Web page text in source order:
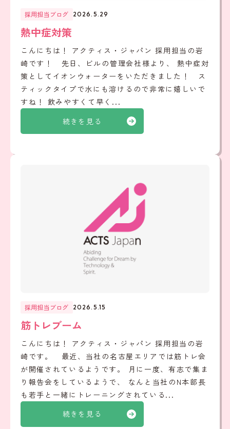
続きを見る
採用担当ブログ 2026.5.29
熱中症対策
こんにちは！ アクティス・ジャパン 採用担当の岩
崎です！ 先日、ビルの管理会社様より、 熱中症対
策としてイオンウォーターをいただきました！ ス
ティックタイプで水にも溶けるので非常に嬉しいで
すね！ 飲みやすくて早く...
続きを見る
採用担当ブログ 2026.5.15
筋トレブーム
こんにちは！ アクティス・ジャパン 採用担当の岩
崎です。 最近、当社の名古屋エリアでは筋トレ会
が開催されているようです。 月に一度、有志で集ま
り報告会をしているようで、 なんと当社のN本部長
も若手と一緒にトレーニングされている...